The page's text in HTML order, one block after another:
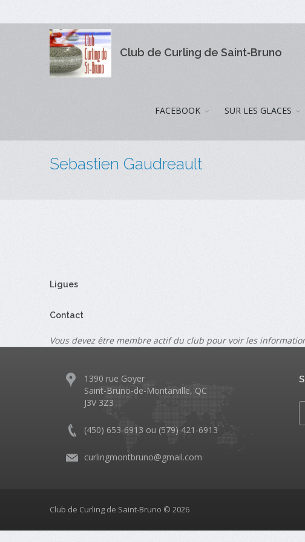
Club de Curling de Saint‑Bruno
FACEBOOK SUR LES GLACES
Sebastien Gaudreault
Ligues
Contact
Vous devez être membre actif du club pour voir les
1390 rue Goyer
Saint-Bruno-de-Montarville, QC
J3V 3Z3
(450) 653-6913 ou (579) 421-6913
curlingmontbruno@gmail.com
Club de Curling de Saint-Bruno © 2026